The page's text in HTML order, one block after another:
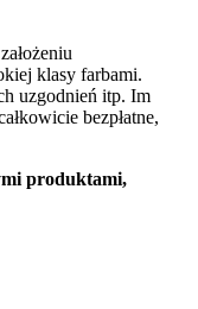
klasy farbami.
uzgodnień itp. Im
bezpłatne,
produktami,